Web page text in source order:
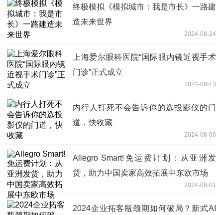
终极模拟《模拟城市：我是市长》一路建
造未来世界
2024-08-24
上海爱尔眼科医院“国际眼内镜近视手术
门诊”正式成立
2024-08-13
内行人打死不会告诉你的选投影仪的门
道，快收藏
2024-08-06
Allegro Smart!免运费计划：从亚洲发
货，助力中国卖家高效拓展中东欧市场
2024-08-01
2024企业拓客瓶颈期如何破局？新式AI